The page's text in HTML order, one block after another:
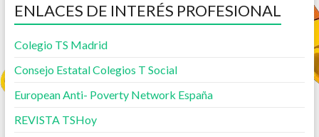
ENLACES DE INTERÉS PROFESIONAL
Colegio TS Madrid
Consejo Estatal Colegios T Social
European Anti- Poverty Network España
REVISTA TSHoy